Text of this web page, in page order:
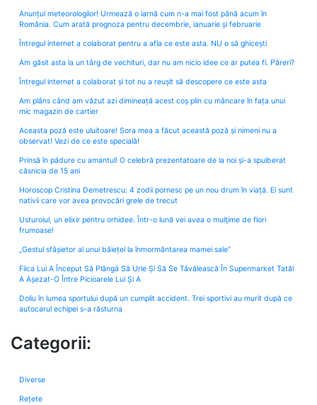
Anunțul meteorologilor! Urmează o iarnă cum n-a mai fost până acum în
România. Cum arată prognoza pentru decembrie, ianuarie și februarie
Întregul internet a colaborat pentru a afla ce este asta. NU o să ghicești
Am găsit asta la un târg de vechituri, dar nu am nicio idee ce ar putea fi. Păreri?
Întregul internet a colaborat și tot nu a reușit să descopere ce este asta
Am plâns când am văzut azi dimineață acest coș plin cu mâncare în fața unui
mic magazin de cartier
Aceasta poză este uluitoare! Sora mea a făcut această poză și nimeni nu a
observat! Vezi de ce este specială!
Prinsă în pădure cu amantul! O celebră prezentatoare de la noi și-a spulberat
căsnicia de 15 ani
Horoscop Cristina Demetrescu: 4 zodii pornesc pe un nou drum în viață. Ei sunt
nativii care vor avea provocări grele de trecut
Usturoiul, un elixir pentru orhidee. Într-o lună vei avea o mulţime de flori
frumoase!
„Gestul sfâșietor al unui băiețel la înmormântarea mamei sale”
Fiica Lui A Început Să Plângă Să Urle Și Să Se Tăvălească În Supermarket Tatăl
A Așezat-O Între Picioarele Lui Și A
Doliu în lumea sportului după un cumplit accident. Trei sportivi au murit după ce
autocarul echipei s-a răsturna
Categorii:
Diverse
Rețete